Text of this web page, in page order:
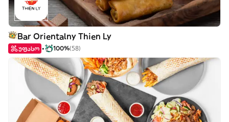
Bar Orientalny Thien Ly
უფასო 100%(58)